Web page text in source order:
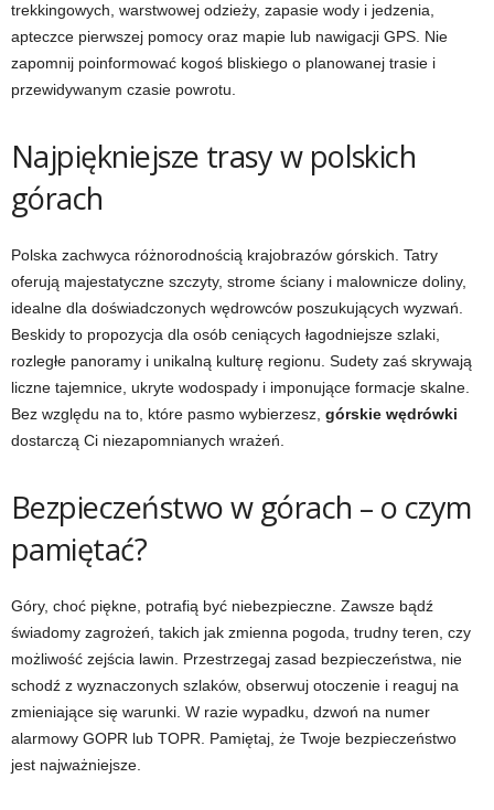
trekkingowych, warstwowej odzieży, zapasie wody i jedzenia,
apteczce pierwszej pomocy oraz mapie lub nawigacji GPS. Nie
zapomnij poinformować kogoś bliskiego o planowanej trasie i
przewidywanym czasie powrotu.
Najpiękniejsze trasy w polskich
górach
Polska zachwyca różnorodnością krajobrazów górskich. Tatry
oferują majestatyczne szczyty, strome ściany i malownicze doliny,
idealne dla doświadczonych wędrowców poszukujących wyzwań.
Beskidy to propozycja dla osób ceniących łagodniejsze szlaki,
rozległe panoramy i unikalną kulturę regionu. Sudety zaś skrywają
liczne tajemnice, ukryte wodospady i imponujące formacje skalne.
Bez względu na to, które pasmo wybierzesz, górskie wędrówki
dostarczą Ci niezapomnianych wrażeń.
Bezpieczeństwo w górach – o czym
pamiętać?
Góry, choć piękne, potrafią być niebezpieczne. Zawsze bądź
świadomy zagrożeń, takich jak zmienna pogoda, trudny teren, czy
możliwość zejścia lawin. Przestrzegaj zasad bezpieczeństwa, nie
schodź z wyznaczonych szlaków, obserwuj otoczenie i reaguj na
zmieniające się warunki. W razie wypadku, dzwoń na numer
alarmowy GOPR lub TOPR. Pamiętaj, że Twoje bezpieczeństwo
jest najważniejsze.